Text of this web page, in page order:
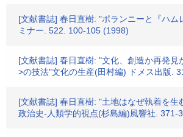
[文献書誌] 春日直樹: "ポランニーと『ハム
ミナー. 522. 100-105 (1998)
[文献書誌] 春日直樹: "文化、創造か再発見
>の技法"文化の生産(田村編) ドメス出版.
[文献書誌] 春日直樹: "土地はなぜ執着を生
政治史-人類学的視点(杉島編)風響社. 371-